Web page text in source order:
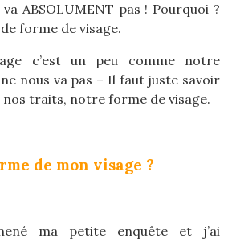
ABSOLUMENT pas ! Pourquoi ?
forme de visage.
c’est un peu comme notre
nous va pas – Il faut juste savoir
nos traits, notre forme de visage.
de mon visage ?
ma petite enquête et j’ai